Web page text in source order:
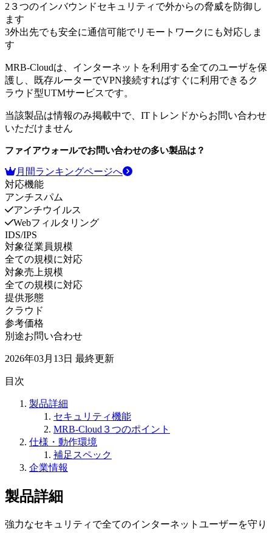
2 ３つのインバウンドセキュリティで外からの脅威を防御し
ます
3外出先でも安全に通信可能でリモートワークにも対応しま
す
MRB-Cloudは、インターネットを利用する全てのユーザを保
護し、既存ルーターでVPN接続すればすぐに利用できるク
ラウド型UTMサービスです。
当該製品は情報のみ掲載中で、ITトレンドからお問い合わせ
いただけません
ファイアウォールでお問い合わせの多い製品は？
月間ランキングページへ
対応機能
アンチスパム
アンチウイルス
Webフィルタリング
IDS/IPS
対象従業員規模
全ての規模に対応
対象売上規模
全ての規模に対応
提供形態
クラウド
参考価格
別途お問い合わせ
2026年03月13日 最終更新
目次
製品詳細
セキュリティ機能
MRB-Cloud３つのポイント
仕様・動作環境
補足スペック
企業情報
製品詳細
強力なセキュリティで全てのインターネットユーザーを守り